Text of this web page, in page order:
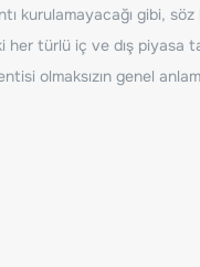
kurulamayacağı gibi,
her türlü iç ve dış
olmaksızın genel